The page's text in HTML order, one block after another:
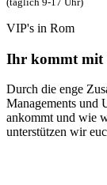
VIP's in Rom
Ihr kommt mit
Durch die enge
Managements und
ankommt und wie
unterstützen wir